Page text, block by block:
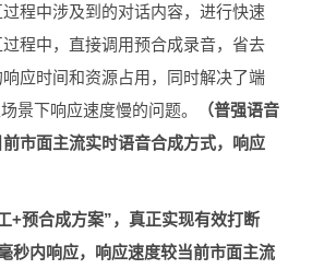
程中涉及到的对话内容，进行快速
程中，直接调用预合成录音，省去
应时间和资源占用，同时解决了端
景下响应速度慢的问题。
（普强语音
市面主流实时语音合成方式，响应
+预合成方案”，真正实现有效打断
秒内响应， 响应速度较当前市面主流